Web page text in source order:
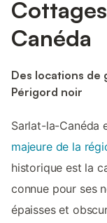
Canéda
Des locations de
Périgord noir
Sarlat-la-Canéda
majeure de la
historique est la
connue pour ses
épaisses et